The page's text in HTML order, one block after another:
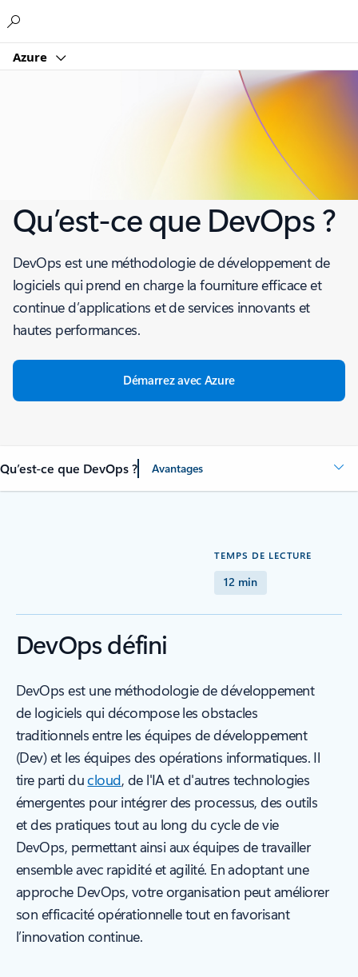
Azure
Qu’est-ce que DevOps ?
DevOps est une méthodologie de développement de
logiciels qui prend en charge la fourniture efficace et
continue d’applications et de services innovants et
hautes performances.
Démarrez avec Azure
Qu’est-ce que DevOps ? Avantages
TEMPS DE LECTURE
12 min
DevOps défini
DevOps est une méthodologie de développement
de logiciels qui décompose les obstacles
traditionnels entre les équipes de développement
(Dev) et les équipes des opérations informatiques. Il
tire parti ducloud, de l'IA et d'autres technologies
émergentes pour intégrer des processus, des outils
et des pratiques tout au long du cycle de vie
DevOps, permettant ainsi aux équipes de travailler
ensemble avec rapidité et agilité. En adoptant une
approche DevOps, votre organisation peut améliorer
son efficacité opérationnelle tout en favorisant
l’innovation continue.